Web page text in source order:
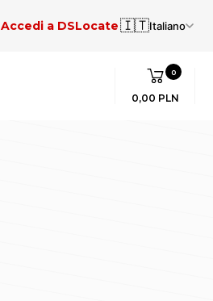
Accedi a DSLocate🇮🇹Italiano
0
0,00 PLN